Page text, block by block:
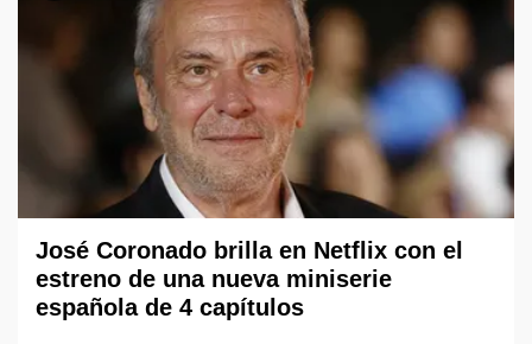
José Coronado brilla en Netflix con el
estreno de una nueva miniserie
española de 4 capítulos